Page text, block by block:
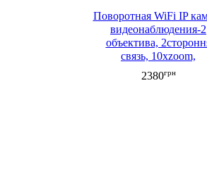
Поворотная WiFi IP
видеонаблюдения-2
объектива,
связь, 10xzoom,
распознавание лица,
ночная съемка 1080P
2380грн